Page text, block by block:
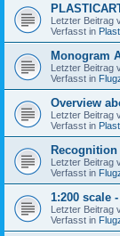
Letzter Beitrag
Verfasst in
Monogram
Letzter Beitrag
Verfasst in
Overview
Letzter Beitrag
Verfasst in
Recognition
Letzter Beitrag
Verfasst in
1:200 scale
Letzter Beitrag
Verfasst in